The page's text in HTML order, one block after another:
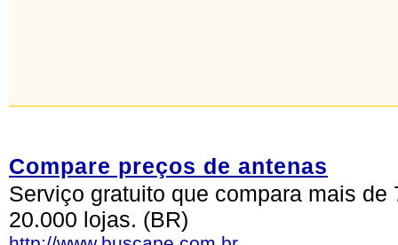
Compare preços de antenas
Serviço gratuito que compara mais
20.000 lojas. (BR)